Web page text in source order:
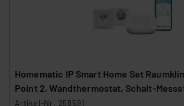
Homematic IP Smart Home Set
Point 2, Wandthermostat, Schalt-
Artikel-Nr. 258591